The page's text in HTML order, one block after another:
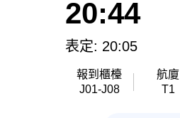
20:44
表定: 20:05
報到櫃檯
J01-J08
航廈
T1